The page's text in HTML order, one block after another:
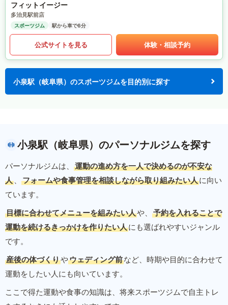
フィットイージー
多治見駅前店
スポーツジム 駅から車で6分
公式サイトを見る 体験・相談予約
小泉駅（岐阜県）のスポーツジムを目的別に探す
小泉駅（岐阜県）のパーソナルジムを探す
パーソナルジムは、
運動の進め方を一人で決めるのが不安な
人 、 フォームや食事管理を相談しながら取り組みたい人に向い
ています。
目標に合わせてメニューを組みたい人や、
予約を入れることで
運動を続けるきっかけを作りたい人にも選ばれやすいジャンル
です。
産後の体づくりやウェディング前など、時期や目的に合わせて
運動をしたい人にも向いています。
ここで得た運動や食事の知識は、将来スポーツジムで自主トレ